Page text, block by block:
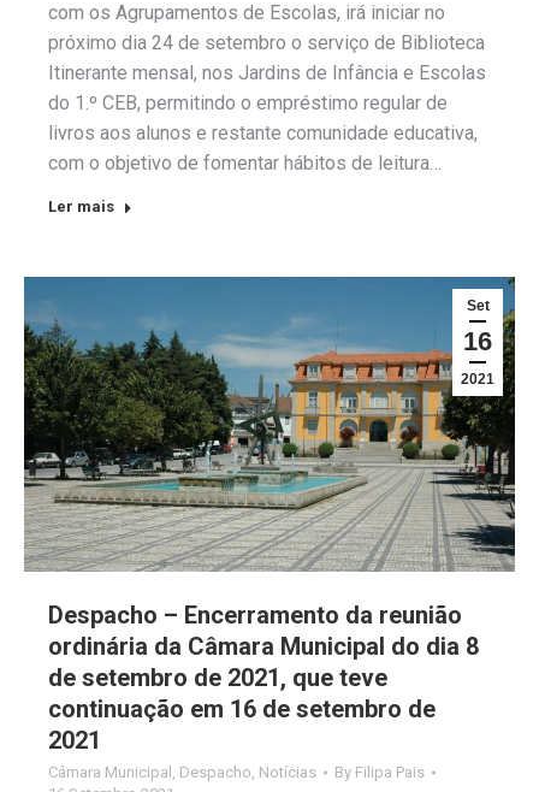
com os Agrupamentos de Escolas, irá iniciar no
próximo dia 24 de setembro o serviço de Biblioteca
Itinerante mensal, nos Jardins de Infância e Escolas
do 1.º CEB, permitindo o empréstimo regular de
livros aos alunos e restante comunidade educativa,
com o objetivo de fomentar hábitos de leitura…
Ler mais
Set
16
2021
Despacho – Encerramento da reunião
ordinária da Câmara Municipal do dia 8
de setembro de 2021, que teve
continuação em 16 de setembro de
2021
Câmara Municipal Despacho Notícias By Filipa Pais